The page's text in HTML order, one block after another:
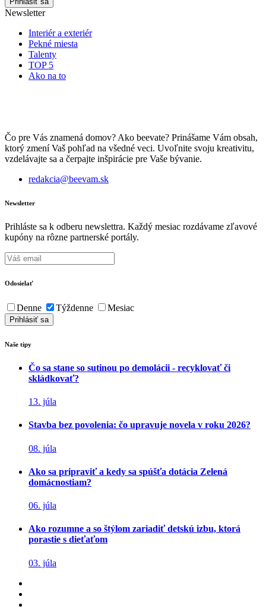
Newsletter
Interiér a exteriér
Pekné miesta
Talenty
TOP 5
Ako na to
Čo pre Vás znamená domov? Ako beevate? Prinášame Vám obsah,
ktorý zmení Vaš pohľad na všedné veci. Uvoľnite svoju kreativitu,
vzdelávajte sa a čerpajte inšpirácie pre Vaše bývanie.
redakcia@beevam.sk
Newsletter
Prihláste sa k odberu newslettra. Každý mesiac rozdávame zľavové
kupóny na rôzne partnerské portály.
Odosielať
Denne Týždenne Mesiac
Naše tipy
Čo sa stane so sutinou po demolácii - recyklovať či
skládkovať?
13. júla
Stavba bez povolenia: čo upravuje novela v roku 2026?
08. júla
Ako sa pripraviť a kedy sa spúšťa dotácia Zelená
domácnostiam?
06. júla
Ako rozumne a so štýlom zariadiť detskú izbu, ktorá
porastie s dieťaťom
03. júla